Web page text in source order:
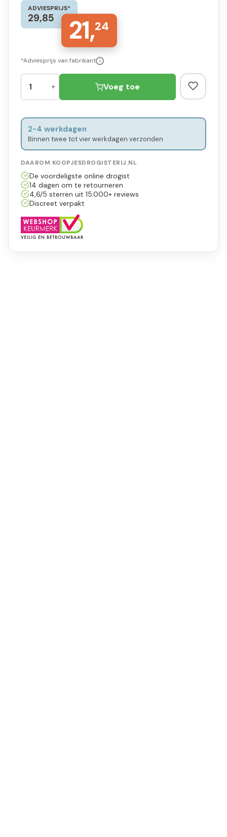
ADVIESPRIJS*
29,85 21,24
*Adviesprijs van fabrikant i
Voeg toe
2-4 werkdagen
Binnen twee tot vier werkdagen verzonden
DAAROM KOOPJESDROGISTERIJ.NL
De voordeligste online drogist
14 dagen om te retourneren
4,6/5 sterren uit 15.000+ reviews
Discreet verpakt